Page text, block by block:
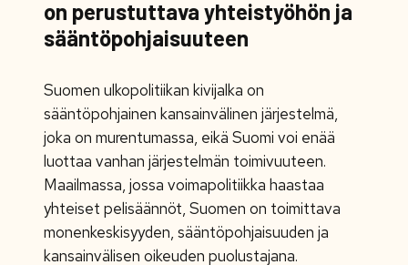
on perustuttava yhteistyöhön ja
sääntöpohjaisuuteen
Suomen ulkopolitiikan kivijalka on
sääntöpohjainen kansainvälinen järjestelmä,
joka on murentumassa, eikä Suomi voi enää
luottaa vanhan järjestelmän toimivuuteen.
Maailmassa, jossa voimapolitiikka haastaa
yhteiset pelisäännöt, Suomen on toimittava
monenkeskisyyden, sääntöpohjaisuuden ja
kansainvälisen oikeuden puolustajana.